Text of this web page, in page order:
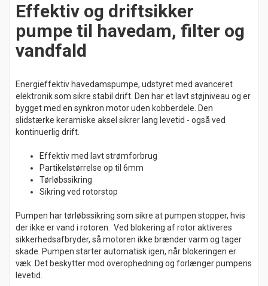
Effektiv og driftsikker
pumpe til havedam, filter og
vandfald
Energieffektiv havedamspumpe, udstyret med avanceret
elektronik som sikre stabil drift. Den har et lavt støjniveau og er
bygget med en synkron motor uden kobberdele. Den
slidstærke keramiske aksel sikrer lang levetid - også ved
kontinuerlig drift.
Effektiv med lavt strømforbrug
Partikelstørrelse op til 6mm
Tørløbssikring
Sikring ved rotorstop
Pumpen har tørløbssikring som sikre at pumpen stopper, hvis
der ikke er vand i rotoren. Ved blokering af rotor aktiveres
sikkerhedsafbryder, så motoren ikke brænder varm og tager
skade. Pumpen starter automatisk igen, når blokeringen er
væk. Det beskytter mod overophedning og forlænger pumpens
levetid.